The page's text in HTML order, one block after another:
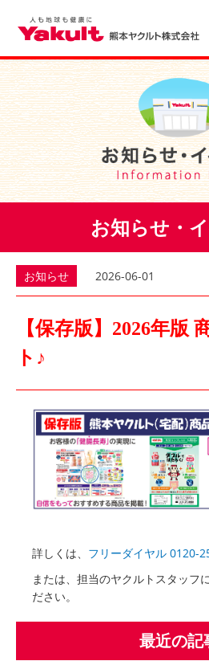
お知らせ・
お知らせ 2026-06-01
【保存版】2026年版
ト♪
詳しくは、 フリーダイヤル 0120-
または、担当のヤクルトスタッフ
ださい。
最近の記